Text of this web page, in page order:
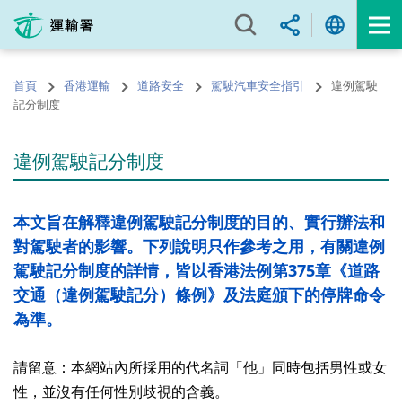
內
的
開
首頁 香港運輸 道路安全 駕駛汽車安全指引
違例駕駛
記分制度
違例駕駛記分制度
本文旨在解釋違例駕駛記分制度的目的、實行辦法和
對駕駛者的影響。下列說明只作參考之用，有關違例
駕駛記分制度的詳情，皆以香港法例第375章《道路
交通（違例駕駛記分）條例》及法庭頒下的停牌命令
為準。
請留意：本網站內所採用的代名詞「他」同時包括男性或女
性，並沒有任何性別歧視的含義。